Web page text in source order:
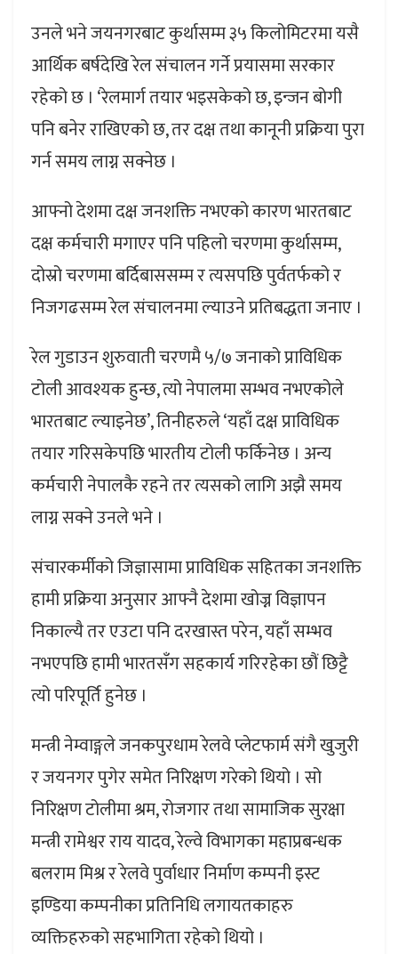
उनले भने जयनगरबाट कुर्थासम्म ३५ किलोमिटरमा यसै
आर्थिक बर्षदेखि रेल संचालन गर्ने प्रयासमा सरकार
रहेको छ । ‘रेलमार्ग तयार भइसकेको छ, इन्जन बोगी
पनि बनेर राखिएको छ, तर दक्ष तथा कानूनी प्रक्रिया पुरा
गर्न समय लाग्न सक्नेछ ।
आफ्नो देशमा दक्ष जनशक्ति नभएको कारण भारतबाट
दक्ष कर्मचारी मगाएर पनि पहिलो चरणमा कुर्थासम्म,
दोस्रो चरणमा बर्दिबाससम्म र त्यसपछि पुर्वतर्फको र
निजगढसम्म रेल संचालनमा ल्याउने प्रतिबद्धता जनाए ।
रेल गुडाउन शुरुवाती चरणमै ५/७ जनाको प्राविधिक
टोली आवश्यक हुन्छ, त्यो नेपालमा सम्भव नभएकोले
भारतबाट ल्याइनेछ’, तिनीहरुले ‘यहाँ दक्ष प्राविधिक
तयार गरिसकेपछि भारतीय टोली फर्किनेछ । अन्य
कर्मचारी नेपालकै रहने तर त्यसको लागि अझै समय
लाग्न सक्ने उनले भने ।
संचारकर्मीको जिज्ञासामा प्राविधिक सहितका जनशक्ति
हामी प्रक्रिया अनुसार आफ्नै देशमा खोज्न विज्ञापन
निकाल्यै तर एउटा पनि दरखास्त परेन, यहाँ सम्भव
नभएपछि हामी भारतसँग सहकार्य गरिरहेका छौं छिट्टै
त्यो परिपूर्ति हुनेछ ।
मन्त्री नेम्वाङ्गले जनकपुरधाम रेलवे प्लेटफार्म संगै खुजुरी
र जयनगर पुगेर समेत निरिक्षण गरेको थियो । सो
निरिक्षण टोलीमा श्रम, रोजगार तथा सामाजिक सुरक्षा
मन्त्री रामेश्वर राय यादव, रेल्वे विभागका महाप्रबन्धक
बलराम मिश्र र रेलवे पुर्वाधार निर्माण कम्पनी इस्ट
इण्डिया कम्पनीका प्रतिनिधि लगायतकाहरु
व्यक्तिहरुको सहभागिता रहेको थियो ।